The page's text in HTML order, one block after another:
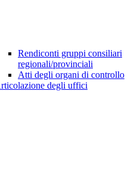
Rendiconti gruppi consiliari
regionali/provinciali
Atti degli organi di controllo
degli uffici